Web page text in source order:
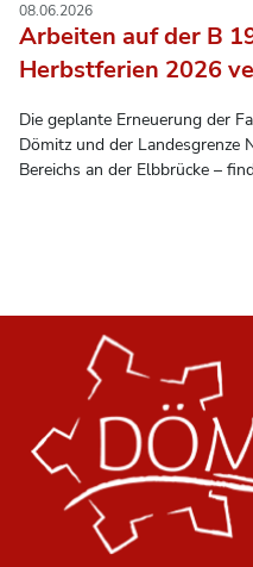
Arbeiten auf der B
Herbstferien 2026
08.06.2026
Die geplante Erneuerung der
Dömitz und der Landesgrenze
Bereichs an der Elbbrücke –